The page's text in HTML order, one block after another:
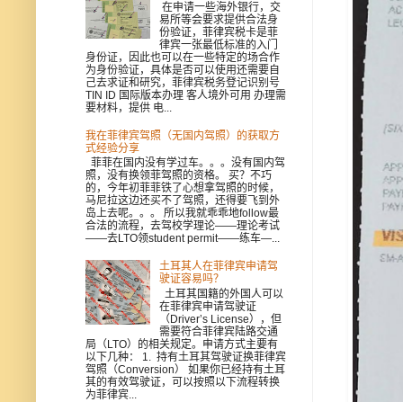
在申请一些海外银行，交
易所等会要求提供合法身
份验证，菲律宾税卡是菲
律宾一张最低标准的入门
身份证，因此也可以在一些特定的场合作
为身份验证，具体是否可以使用还需要自
己去求证和研究，菲律宾税务登记识别号
TIN ID 国际版本办理 客人境外可用 办理需
要材料，提供 电...
我在菲律宾驾照（无国内驾照）的获取方
式经验分享
菲菲在国内没有学过车。。。没有国内驾
照，没有换领菲驾照的资格。 买？不巧
的，今年初菲菲铁了心想拿驾照的时候，
马尼拉这边还买不了驾照，还得要飞到外
岛上去呢。。。 所以我就乖乖地follow最
合法的流程，去驾校学理论——理论考试
——去LTO领student permit——练车—...
土耳其人在菲律宾申请驾
驶证容易吗？
土耳其国籍的外国人可以
在菲律宾申请驾驶证
（Driver’s License），但
需要符合菲律宾陆路交通
局（LTO）的相关规定。申请方式主要有
以下几种： 1. 持有土耳其驾驶证换菲律宾
驾照（Conversion） 如果你已经持有土耳
其的有效驾驶证，可以按照以下流程转换
为菲律宾...